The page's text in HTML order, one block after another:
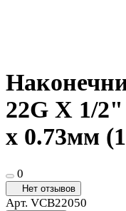
22G X 1/
x 0.73мм
0
Нет отзывов
Арт. VCB22050